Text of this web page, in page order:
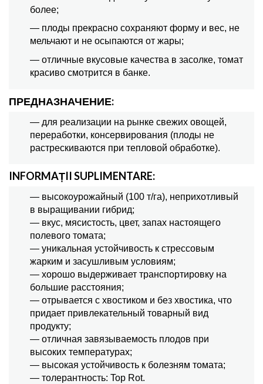
более;
— плоды прекрасно сохраняют форму и вес, не
мельчают и не осыпаются от жары;
— отличные вкусовые качества в засолке, томат
красиво смотрится в банке.
ПРЕДНАЗНАЧЕНИЕ:
— для реализации на рынке свежих овощей,
переработки, консервирования (плоды не
растрескиваются при тепловой обработке).
INFORMAȚII SUPLIMENTARE:
— высокоурожайный (100 т/га), неприхотливый
в выращивании гибрид;
— вкус, мясистость, цвет, запах настоящего
полевого томата;
— уникальная устойчивость к стрессовым
жарким и засушливым условиям;
— хорошо выдерживает транспортировку на
большие расстояния;
— отрывается с хвостиком и без хвостика, что
придает привлекательный товарный вид
продукту;
— отличная завязываемость плодов при
высоких температурах;
— высокая устойчивость к болезням томата;
— толерантность: Top Rot.